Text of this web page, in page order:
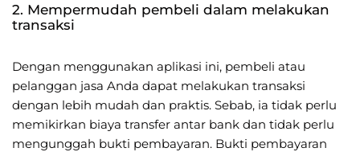
2. Mempermudah pembeli dalam melakukan
transaksi
Dengan menggunakan aplikasi ini, pembeli atau
pelanggan jasa Anda dapat melakukan transaksi
dengan lebih mudah dan praktis. Sebab, ia tidak perlu
memikirkan biaya transfer antar bank dan tidak perlu
mengunggah bukti pembayaran. Bukti pembayaran